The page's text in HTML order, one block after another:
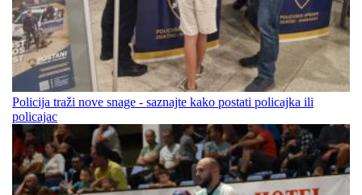
Policija traži nove snage - saznajte kako postati policajka ili
policajac